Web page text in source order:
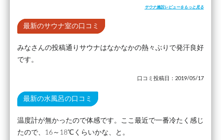
サウナ施設レビューをもっと見る
最新のサウナ室の口コミ
みなさんの投稿通りサウナはなかなかの熱々ぶりで発汗良好
です。
口コミ投稿日：2019/05/17
最新の水風呂の口コミ
温度計が無かったので体感です。ここ最近で一番冷たく感じ
たので、16～18℃くらいかな、と。